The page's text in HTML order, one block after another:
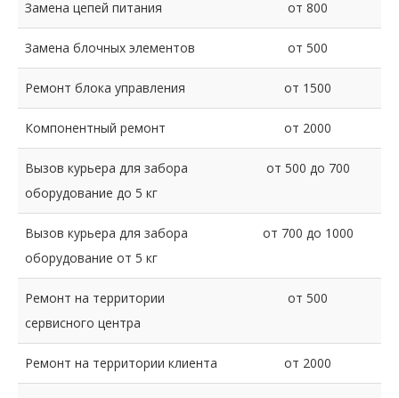
Замена цепей питания от 800
Замена блочных элементов от 500
Ремонт блока управления от 1500
Компонентный ремонт от 2000
Вызов курьера для забора
оборудование до 5 кг
от 500 до 700
Вызов курьера для забора
оборудование от 5 кг
от 700 до 1000
Ремонт на территории
сервисного центра
от 500
Ремонт на территории клиента от 2000